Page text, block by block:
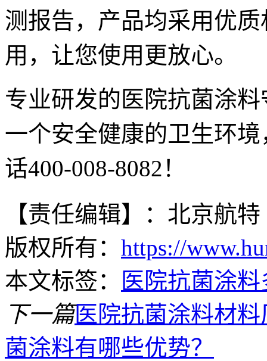
测报告，产品均采用优
用，让您使用更放心。
专业研发的医院抗菌涂
一个安全健康的卫生环
话400-008-8082！
【责任编辑】：北京航特
版权所有： https://
本文标签：
医院抗菌涂
下一篇医院抗菌涂料材
菌涂料有哪些优势？